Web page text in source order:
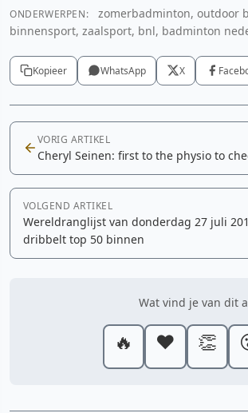
ONDERWERPEN:
zomerbadminton, outdoor
binnensport, zaalsport, bnl, badminton
Kopieer WhatsApp X
VORIG ARTIKEL
Cheryl Seinen: first to the physio to
VOLGEND ARTIKEL
Wereldranglijst van donderdag 27 juli
dribbelt top 50 binnen
Wat vind je van dit
🔥 ❤️ 👏